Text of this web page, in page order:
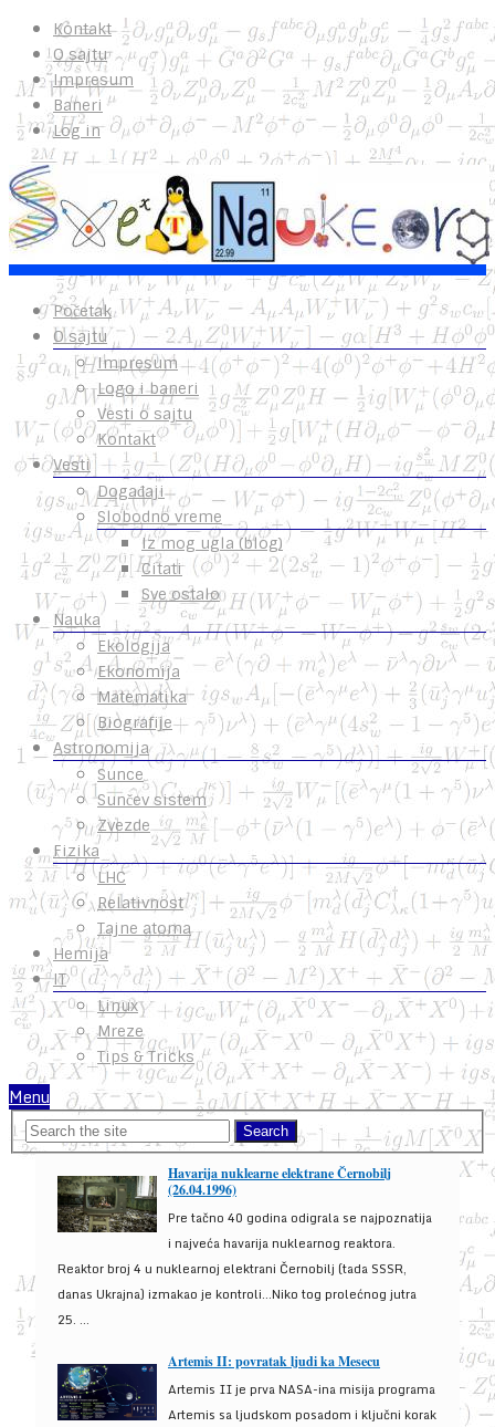
Kontakt
O sajtu
Impresum
Baneri
Log in
Početak
O sajtu
Impresum
Logo i baneri
Vesti o sajtu
Kontakt
Vesti
Događaji
Slobodno vreme
Iz mog ugla (blog)
Citati
Sve ostalo
Nauka
Ekologija
Ekonomija
Matematika
Biografije
Astronomija
Sunce
Sunčev sistem
Zvezde
Fizika
LHC
Relativnost
Tajne atoma
Hemija
IT
Linux
Mreze
Tips & Tricks
Menu
Havarija nuklearne elektrane Černobilj
(26.04.1996)
Pre tačno 40 godina odigrala se najpoznatija
i najveća havarija nuklearnog reaktora.
Reaktor broj 4 u nuklearnoj elektrani Černobilj (tada SSSR,
danas Ukrajna) izmakao je kontroli...Niko tog prolećnog jutra
25. ...
Artemis II: povratak ljudi ka Mesecu
Artemis II je prva NASA-ina misija programa
Artemis sa ljudskom posadom i ključni korak